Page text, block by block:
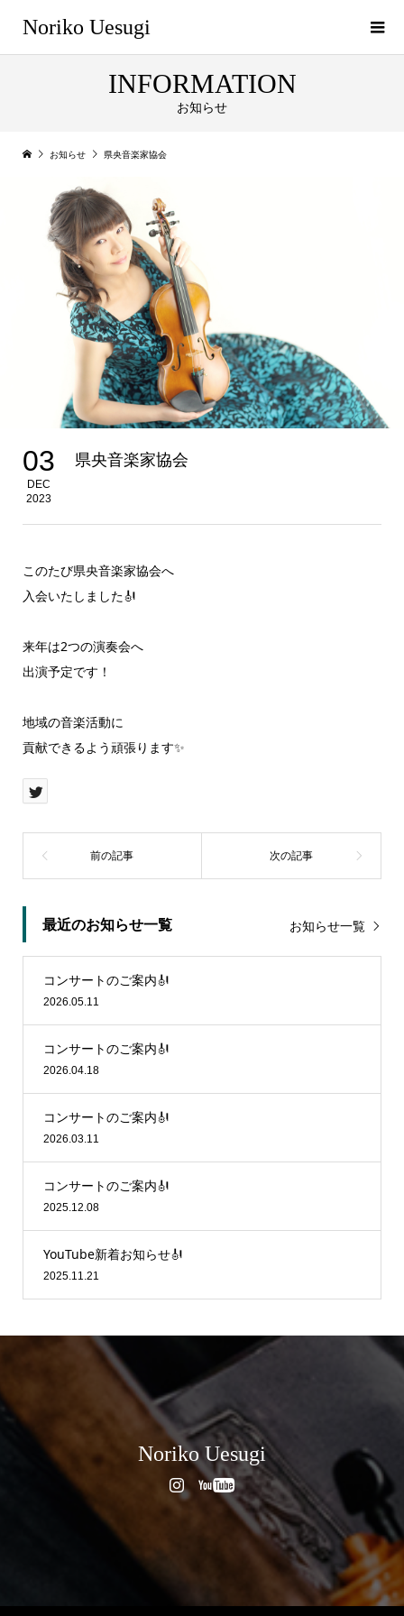
Noriko Uesugi
INFORMATION
お知らせ
お知らせ 県央音楽家協会
03
DEC
2023
県央音楽家協会
このたび県央音楽家協会へ
入会いたしました🎻
来年は2つの演奏会へ
出演予定です！
地域の音楽活動に
貢献できるよう頑張ります✨
最近のお知らせ一覧 お知らせ一覧
コンサートのご案内🎻
2026.05.11
コンサートのご案内🎻
2026.04.18
コンサートのご案内🎻
2026.03.11
コンサートのご案内🎻
2025.12.08
YouTube新着お知らせ🎻
2025.11.21
Noriko Uesugi